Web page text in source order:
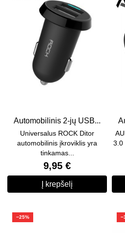
Automobilinis 2-jų USB...
Universalus ROCK Ditor
automobilinis įkroviklis yra
tinkamas...
9,95 €
Į krepšelį
3.0
−25%